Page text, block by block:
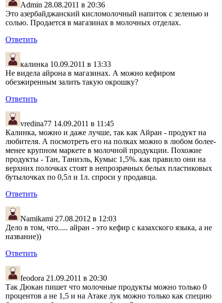
Admin 28.08.2011 в 20:36
Это азербайджанский кисломолочный напиток с зеленью и
солью. Продается в магазинах в молочных отделах.
Ответить
калинка 10.09.2011 в 13:33
Не видела айрона в магазинах. А можно кефиром
обезжиренным залить такую окрошку?
Ответить
vredina77 14.09.2011 в 11:45
Калинка, можно и даже лучше, так как Айран - продукт на
любителя. А посмотреть его на полках можно в любом более-
менее крупном маркете в молочной продукции. Похожие
продукты - Тан, Таниэль, Кумыс 1,5%. как правило они на
верхних полочках стоят в непрозрачных белых пластиковых
бутылочках по 0,5л и 1л. спроси у продавца.
Ответить
Namikami 27.08.2012 в 12:03
Дело в том, что..... айран - это кефир с казахского языка, а не
название))
Ответить
feodora 21.09.2011 в 20:30
Так Дюкан пишет что молочные продукты можно только 0
процентов а не 1,5 и на Атаке лук можно только как специю